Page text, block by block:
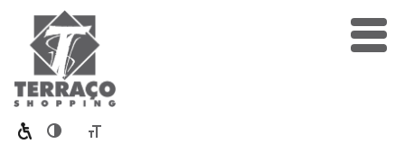
Toggle High Contrast
Toggle Font size